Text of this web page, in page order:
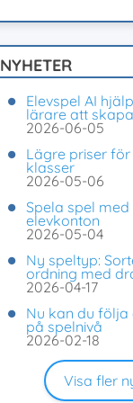
NYHETER
Elevspel AI
lärare att
2026-06-05
Lägre priser
klasser
2026-05-06
Spela spel
elevkonton
2026-05-04
Ny speltyp:
ordning med
2026-04-17
Nu kan du följa
på spelnivå
2026-02-18
Visa fler